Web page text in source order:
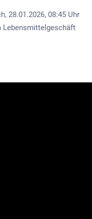
28.01.2026, 08:45 Uhr
Lebensmittelgeschäft